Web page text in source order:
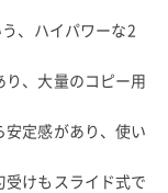
、ハイパワーな2
、大量のコピー用
定感があり、使い
けもスライド式で